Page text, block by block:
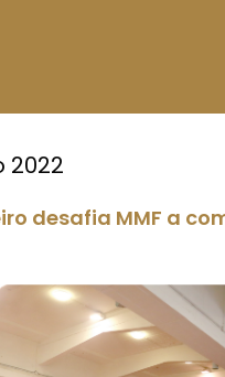
2022
desafia MMF a